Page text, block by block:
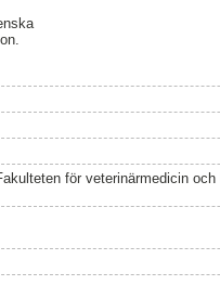
för veterinärmedicin